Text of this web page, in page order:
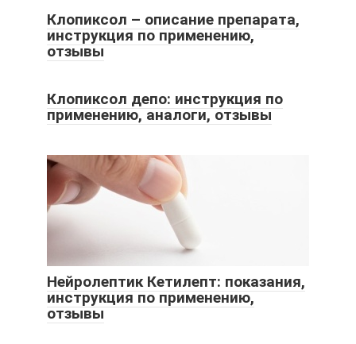
Клопиксол – описание препарата,
инструкция по применению,
отзывы
Клопиксол депо: инструкция по
применению, аналоги, отзывы
Нейролептик Кетилепт: показания,
инструкция по применению,
отзывы